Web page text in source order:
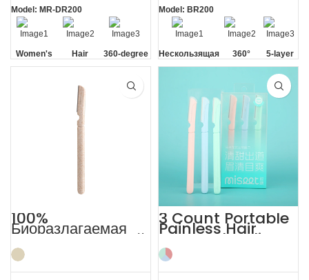
Model: MR-DR200
Women's
Sensitive
Hair
Removal
360-degree
Aloe Vera
Strip
Model: BR200
Нескользящая
ручка
360°
Lubrication
5-layer
Elastic
Blades
100%
Биоразлагаемая
бритва для бровей
из PLA для женщин
3 Count Portable
Painless Hair
Removal Ladies
Eyebrow Razor